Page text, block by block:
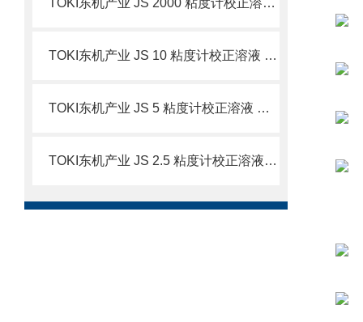
TOKI东机产业 JS 2000 粘度计校正溶液 简介
TOKI东机产业 JS 10 粘度计校正溶液 简介
TOKI东机产业 JS 5 粘度计校正溶液 简介
TOKI东机产业 JS 2.5 粘度计校正溶液 简介